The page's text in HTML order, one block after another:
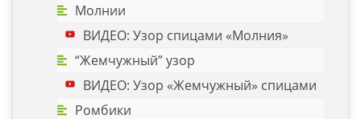
Молнии
ВИДЕО: Узор спицами «Молния»
“Жемчужный” узор
ВИДЕО: Узор «Жемчужный» спицами
Ромбики